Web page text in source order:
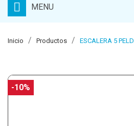
MENU
Inicio Productos ESCALERA 5
-10%